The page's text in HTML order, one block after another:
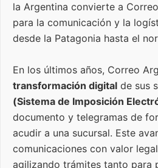
la Argentina convierte a
para la comunicación y la
desde la Patagonia hasta el
En los últimos años, Correo
transformación digital de sus
(Sistema de Imposición
documento y telegramas de
acudir a una sucursal. Este
comunicaciones con valor
agilizando trámites tanto para